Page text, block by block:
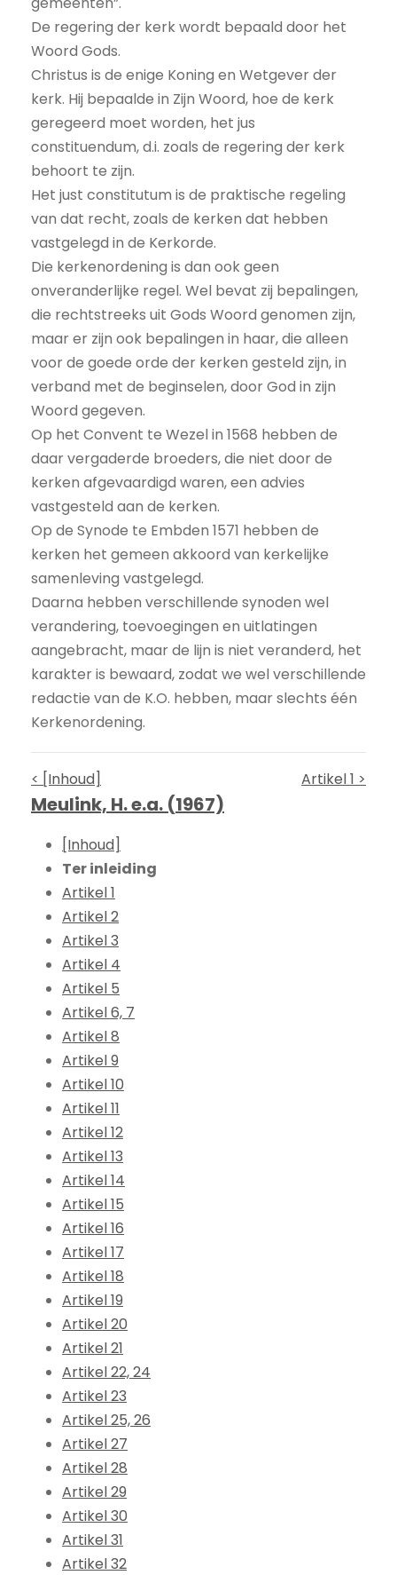
De regering der kerk wordt bepaald door het
Woord Gods.
Christus is de enige Koning en Wetgever der
kerk. Hij bepaalde in Zijn Woord, hoe de kerk
geregeerd moet worden, het jus
constituendum, d.i. zoals de regering der kerk
behoort te zijn.
Het just constitutum is de praktische regeling
van dat recht, zoals de kerken dat hebben
vastgelegd in de Kerkorde.
Die kerkenordening is dan ook geen
onveranderlijke regel. Wel bevat zij bepalingen,
die rechtstreeks uit Gods Woord genomen zijn,
maar er zijn ook bepalingen in haar, die alleen
voor de goede orde der kerken gesteld zijn, in
verband met de beginselen, door God in zijn
Woord gegeven.
Op het Convent te Wezel in 1568 hebben de
daar vergaderde broeders, die niet door de
kerken afgevaardigd waren, een advies
vastgesteld aan de kerken.
Op de Synode te Embden 1571 hebben de
kerken het gemeen akkoord van kerkelijke
samenleving vastgelegd.
Daarna hebben verschillende synoden wel
verandering, toevoegingen en uitlatingen
aangebracht, maar de lijn is niet veranderd, het
karakter is bewaard, zodat we wel verschillende
redactie van de K.O. hebben, maar slechts één
Kerkenordening.
< [Inhoud] Artikel 1 >
Meulink, H. e.a. (1967)
[Inhoud]
Ter inleiding
Artikel 1
Artikel 2
Artikel 3
Artikel 4
Artikel 5
Artikel 6, 7
Artikel 8
Artikel 9
Artikel 10
Artikel 11
Artikel 12
Artikel 13
Artikel 14
Artikel 15
Artikel 16
Artikel 17
Artikel 18
Artikel 19
Artikel 20
Artikel 21
Artikel 22, 24
Artikel 23
Artikel 25, 26
Artikel 27
Artikel 28
Artikel 29
Artikel 30
Artikel 31
Artikel 32